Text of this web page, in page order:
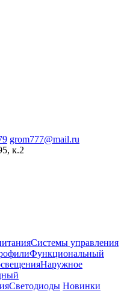
grom777@mail.ru
к.2
Системы управления
Функциональный
Наружное
Светодиоды Новинки